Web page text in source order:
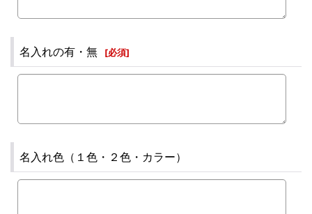
名入れの有・無 [必須]
名入れ色（１色・２色・カラー）